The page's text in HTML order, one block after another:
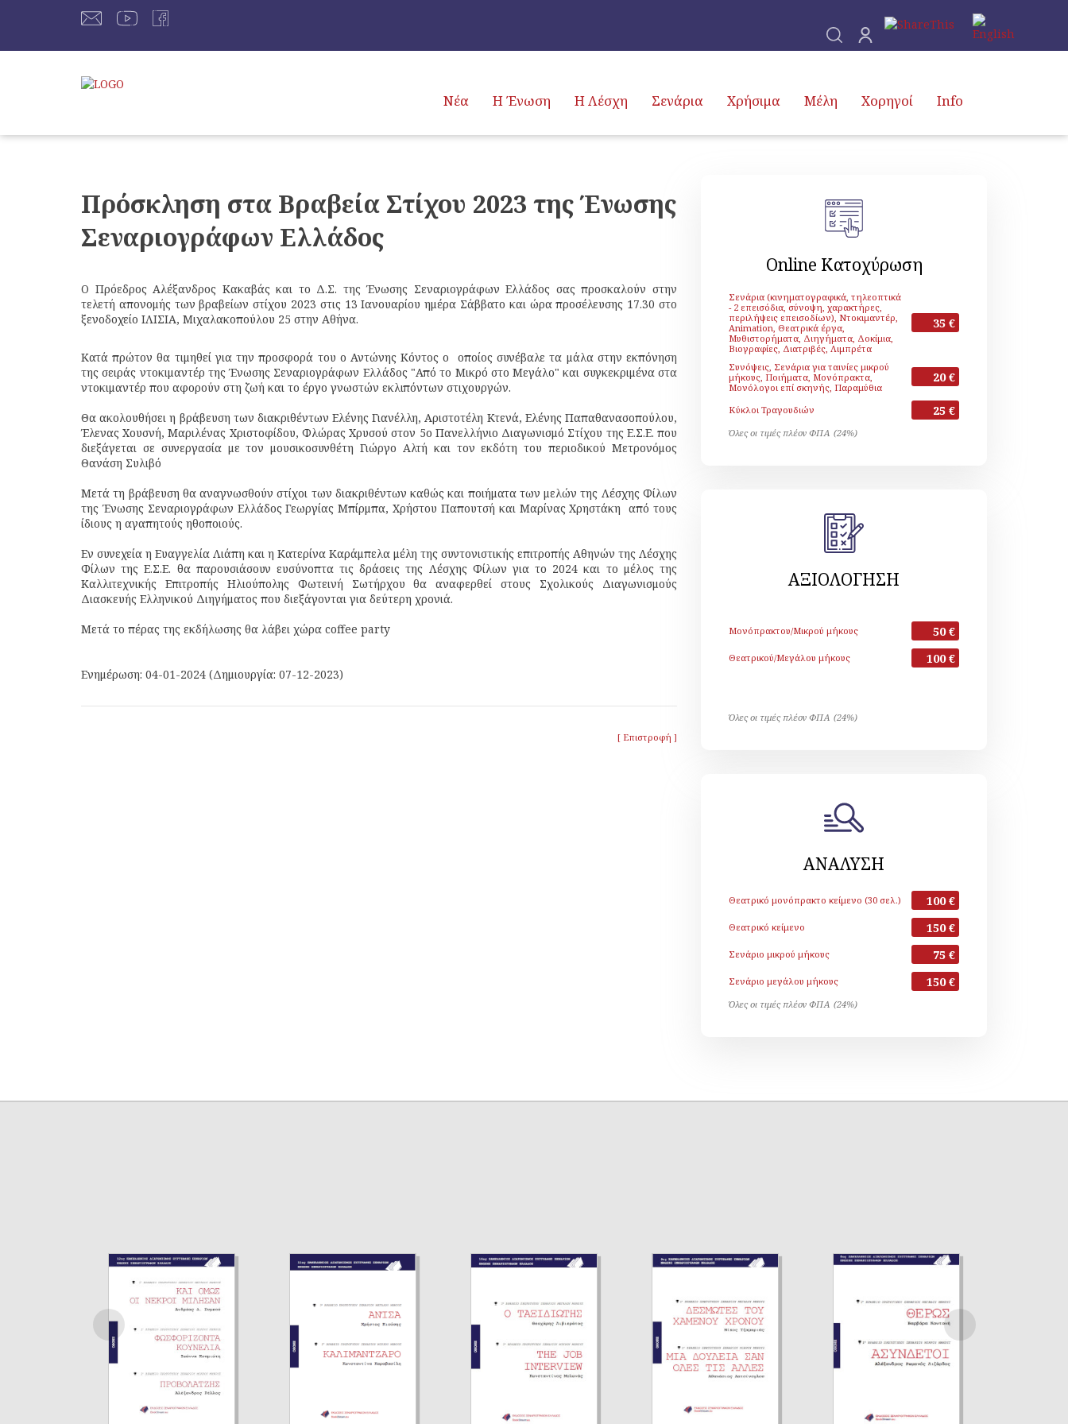
Νέα Η Ένωση Η Λέσχη Σενάρια Χρήσιμα Μέλη Χορηγοί Info
Πρόσκληση στα Βραβεία Στίχου 2023 της Ένωσης
Σεναριογράφων Ελλάδος
Ο Πρόεδρος Αλέξανδρος Κακαβάς και το Δ.Σ. της Ένωσης Σεναριογράφων Ελλάδος σας προσκαλούν στην
τελετή απονομής των βραβείων στίχου 2023 στις 13 Ιανουαρίου ημέρα Σάββατο και ώρα προσέλευσης 17.30 στο
ξενοδοχείο ΙΛΙΣΙΑ, Μιχαλακοπούλου 25 στην Αθήνα.
Κατά πρώτον θα τιμηθεί για την προσφορά του ο Αντώνης Κόντος ο οποίος συνέβαλε τα μάλα στην εκπόνηση
της σειράς ντοκιμαντέρ της Ένωσης Σεναριογράφων Ελλάδος "Από το Μικρό στο Μεγάλο" και συγκεκριμένα στα
ντοκιμαντέρ που αφορούν στη ζωή και το έργο γνωστών εκλιπόντων στιχουργών.
Θα ακολουθήσει η βράβευση των διακριθέντων Ελένης Γιανέλλη, Αριστοτέλη Κτενά, Ελένης Παπαθανασοπούλου,
Έλενας Χουσνή, Μαριλένας Χριστοφίδου, Φλώρας Χρυσού στον 5ο Πανελλήνιο Διαγωνισμό Στίχου της Ε.Σ.Ε. που
διεξάγεται σε συνεργασία με τον μουσικοσυνθέτη Γιώργο Αλτή και τον εκδότη του περιοδικού Μετρονόμος
Θανάση Συλιβό
Μετά τη βράβευση θα αναγνωσθούν στίχοι των διακριθέντων καθώς και ποιήματα των μελών της Λέσχης Φίλων
της Ένωσης Σεναριογράφων Ελλάδος Γεωργίας Μπίρμπα, Χρήστου Παπουτσή και Μαρίνας Χρηστάκη από τους
ίδιους η αγαπητούς ηθοποιούς.
Εν συνεχεία η Ευαγγελία Λιάπη και η Κατερίνα Καράμπελα μέλη της συντονιστικής επιτροπής Αθηνών της Λέσχης
Φίλων της Ε.Σ.Ε. θα παρουσιάσουν ευσύνοπτα τις δράσεις της Λέσχης Φίλων για το 2024 και το μέλος της
Καλλιτεχνικής Επιτροπής Ηλιούπολης Φωτεινή Σωτήρχου θα αναφερθεί στους Σχολικούς Διαγωνισμούς
Διασκευής Ελληνικού Διηγήματος που διεξάγονται για δεύτερη χρονιά.
Μετά το πέρας της εκδήλωσης θα λάβει χώρα coffee party
Ενημέρωση: 04-01-2024 (Δημιουργία: 07-12-2023)
[ Επιστροφή ]
Online Κατοχύρωση
Σενάρια (κινηματογραφικά, τηλεοπτικά
- 2 επεισόδια, σύνοψη, χαρακτήρες,
περιλήψεις επεισοδίων), Ντοκιμαντέρ,
Animation, Θεατρικά έργα,
Μυθιστορήματα, Διηγήματα, Δοκίμια,
Βιογραφίες, Διατριβές, Λιμπρέτα
35 €
Συνόψεις, Σενάρια για ταινίες μικρού
μήκους, Ποιήματα, Μονόπρακτα,
Μονόλογοι επί σκηνής, Παραμύθια
20 €
Κύκλοι Τραγουδιών 25 €
Όλες οι τιμές πλέον ΦΠΑ (24%)
ΑΞΙΟΛΟΓΗΣΗ
Μονόπρακτου/Μικρού μήκους 50 €
Θεατρικού/Μεγάλου μήκους 100 €
Όλες οι τιμές πλέον ΦΠΑ (24%)
ΑΝΑΛΥΣΗ
Θεατρικό μονόπρακτο κείμενο (30 σελ.) 100 €
Θεατρικό κείμενο 150 €
Σενάριο μικρού μήκους 75 €
Σενάριο μεγάλου μήκους 150 €
Όλες οι τιμές πλέον ΦΠΑ (24%)